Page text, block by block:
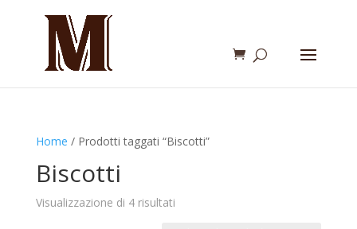
Home / Prodotti taggati “Biscotti”
Biscotti
Visualizzazione di 4 risultatiOrdina